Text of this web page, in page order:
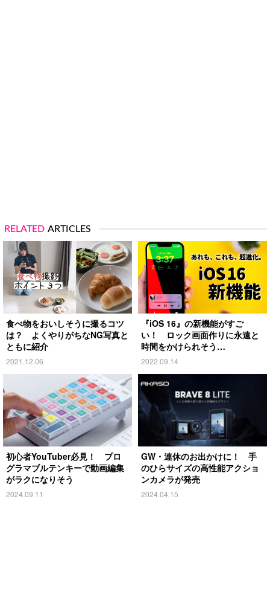
RELATED ARTICLES
食べ物をおいしそうに撮るコツ
は？ よくやりがちなNG写真と
ともに紹介
2021.12.06
『iOS 16』の新機能がすご
い！ ロック画面作りに永遠と
時間をかけられそう…
2022.09.14
初心者YouTuber必見！ プロ
グラマブルテンキーで動画編集
がラクになりそう
2024.09.11
GW・連休のお出かけに！ 手
のひらサイズの高性能アクショ
ンカメラが発売
2024.04.15